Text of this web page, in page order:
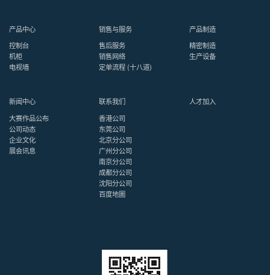
产品中心
控制台
机柜
电视墙
销售与服务
售后服务
销售网络
定单流程 (十八道)
产品制造
精密制造
生产设备
新闻中心
大赛作品公布
公司动态
企业文化
展会讯息
联系我们
香港公司
东莞公司
北京分公司
广州分公司
南京分公司
成都分公司
沈阳分公司
百度地圖
人才加入